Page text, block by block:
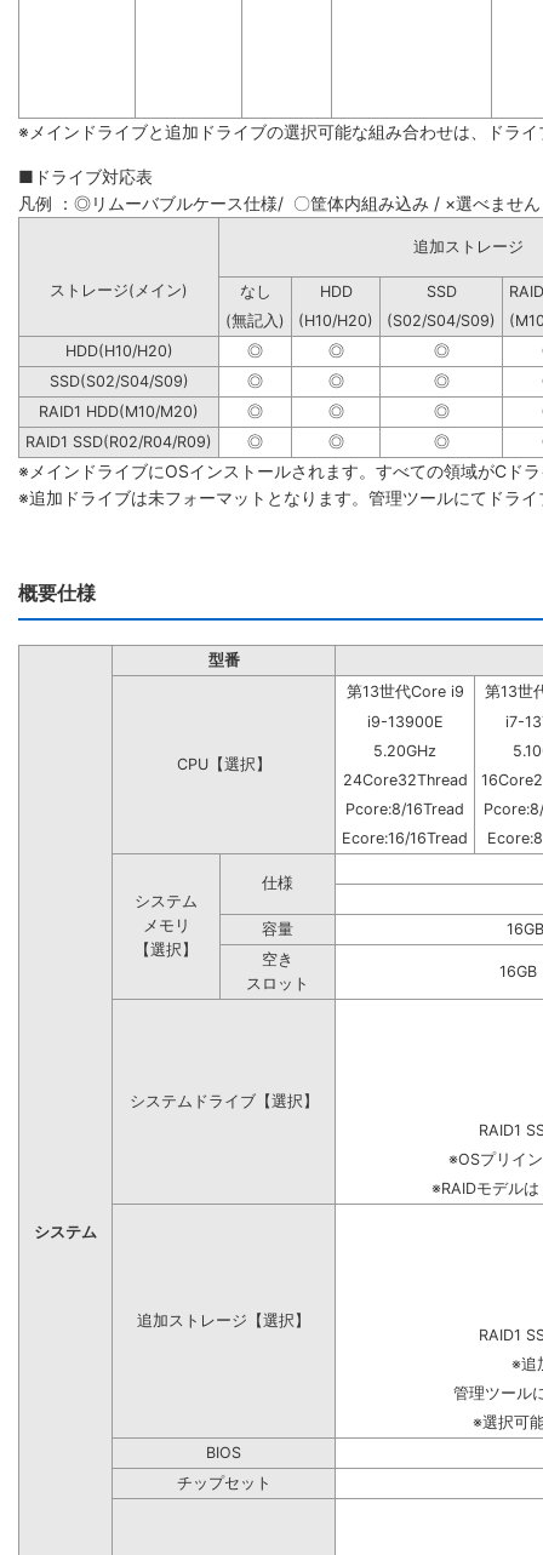
※メインドライブと追加ドライブの選択可能な組み合わせは、ドラ
■ドライブ対応表
凡例 ：◎リムーバブルケース仕様/ 〇筐体内組み込み / ×選べません
追加ストレージ
ストレージ(メイン) なし HDD SSD
(無記入)
(H10/H20) (S02/S04/S09)
HDD(H10/H20)
◎ ◎ ◎
SSD(S02/S04/S09)
◎ ◎ ◎
RAID1 HDD(M10/M20)
◎ ◎ ◎
RAID1 SSD(R02/R04/R09)
◎ ◎ ◎
※メインドライブにOSインストールされます。すべての領域がCド
※追加ドライブは未フォーマットとなります。管理ツールにてドラ
概要仕様
システム
型番
CPU【選択】
第13世代Core i9
第13世
i9-13900E
i7-
5.20GHz
24Core32Thread
Pcore:8/16Tread
Ecore:16/16Tread
システム
メモリ
【選択】
仕様
容量
空き
スロット
16GB
システムドライブ【選択】
RAID1
※OSプリイ
※RAIDモデル
追加ストレージ【選択】
RAID1
※追
管理ツール
※選択可
BIOS
チップセット